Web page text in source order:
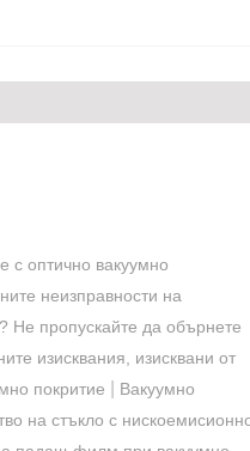
с оптично вакуумно
неизправности на
Не пропускайте да обърнете
изисквания, изисквани от
покритие
Вакуумно
на стъкло с